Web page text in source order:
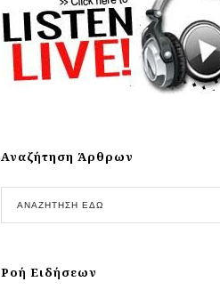
Αναζήτηση Άρθρων
Ροή Ειδήσεων